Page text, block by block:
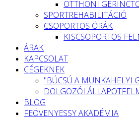
OTTHONI
SPORTREHABILITÁCIÓ
CSOPORTOS ÓRÁK
KISCSOPORTOS
ÁRAK
KAPCSOLAT
CÉGEKNEK
"BÚCSÚ A MUNKAHELYI
DOLGOZÓI
BLOG
FEÖVENYESSY AKADÉMIA